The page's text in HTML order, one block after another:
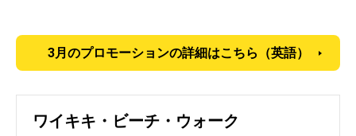
3月のプロモーションの詳細はこちら（英語）
ワイキキ・ビーチ・ウォーク